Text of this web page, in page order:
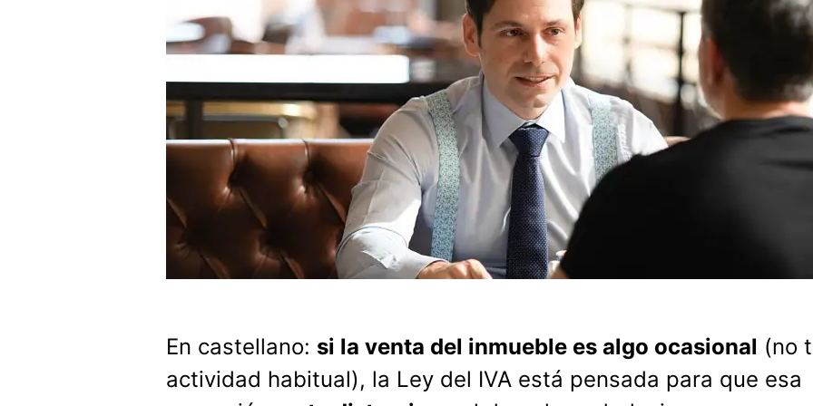
En castellano: si la venta del inmueble es algo ocasional (no
actividad habitual), la Ley del IVA está pensada para que esa